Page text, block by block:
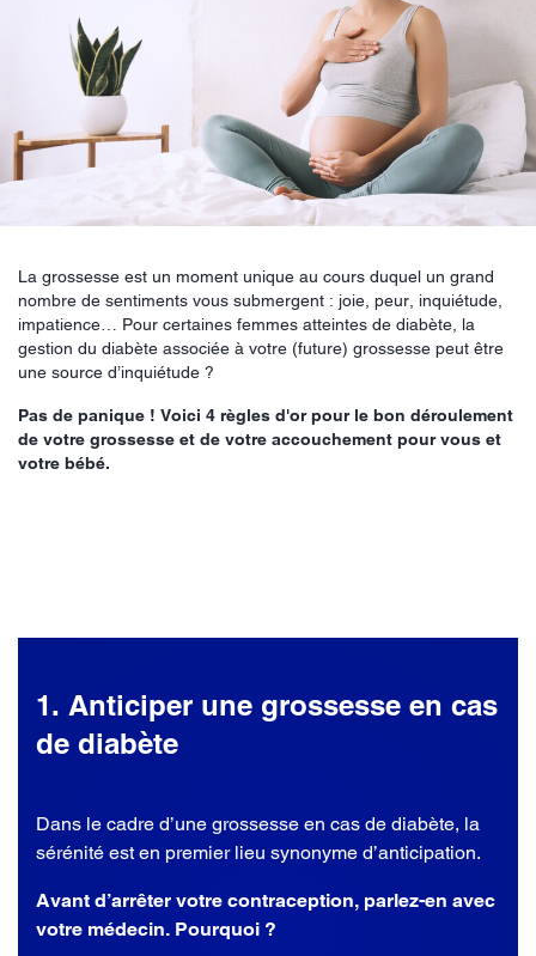
La grossesse est un moment unique au cours duquel un grand
nombre de sentiments vous submergent : joie, peur, inquiétude,
impatience… Pour certaines femmes atteintes de diabète, la
gestion du diabète associée à votre (future) grossesse peut être
une source d’inquiétude ?
Pas de panique ! Voici 4 règles d'or pour le bon déroulement
de votre grossesse et de votre accouchement pour vous et
votre bébé.
1. Anticiper une grossesse en cas
de diabète
Dans le cadre d’une grossesse en cas de diabète, la
sérénité est en premier lieu synonyme d’anticipation.
Avant d’arrêter votre contraception, parlez-en avec
votre médecin. Pourquoi ?